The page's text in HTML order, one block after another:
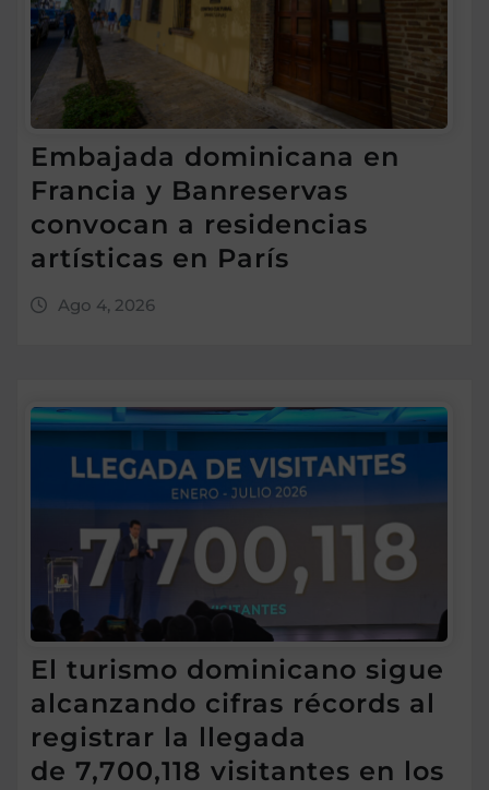
Embajada dominicana en
Francia y Banreservas
convocan a residencias
artísticas en París
Ago 4, 2026
El turismo dominicano sigue
alcanzando cifras récords al
registrar la llegada
de 7,700,118 visitantes en los